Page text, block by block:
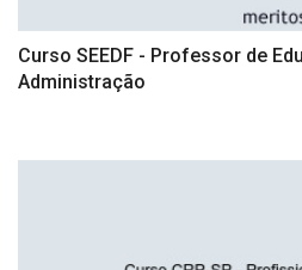
Curso SEEDF - Professor de
Administração